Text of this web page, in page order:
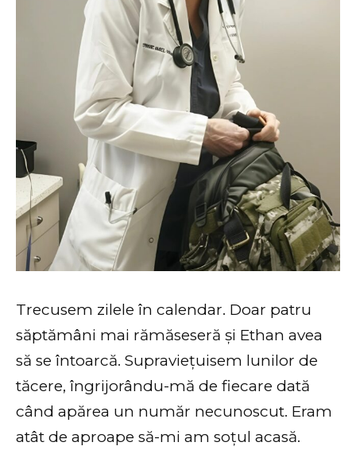
Trecusem zilele în calendar. Doar patru
săptămâni mai rămăseseră și Ethan avea
să se întoarcă. Supraviețuisem lunilor de
tăcere, îngrijorându-mă de fiecare dată
când apărea un număr necunoscut. Eram
atât de aproape să-mi am soțul acasă.